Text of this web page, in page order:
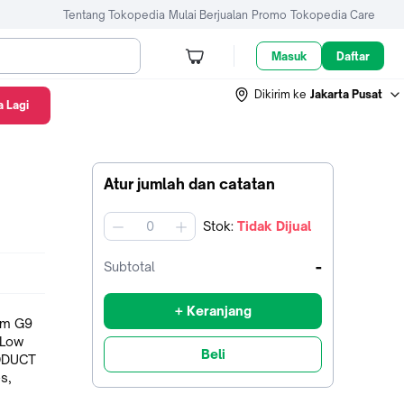
Tentang Tokopedia Mulai Berjualan Promo Tokopedia Care
Masuk Daftar
Dikirim ke Jakarta Pusat
Atur jumlah dan catatan
jumlah Stok: Tidak Dijual
Subtotal -
+ Keranjang
Beli
Lagi